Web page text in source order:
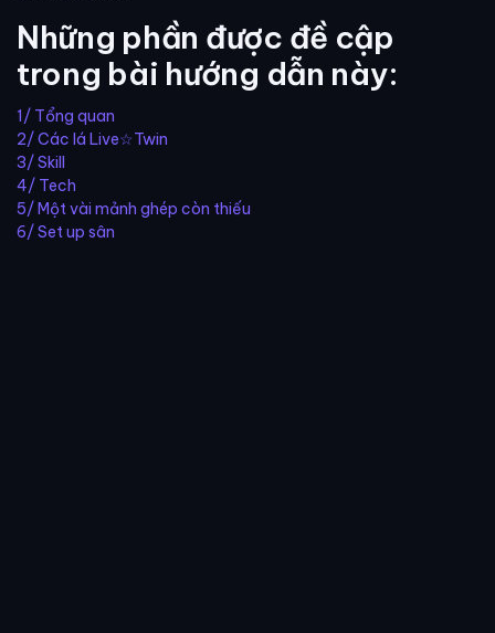
Những phần được đề cập
trong bài hướng dẫn này:
1/ Tổng quan
2/ Các lá Live☆Twin
3/ Skill
4/ Tech
5/ Một vài mảnh ghép còn thiếu
6/ Set up sân